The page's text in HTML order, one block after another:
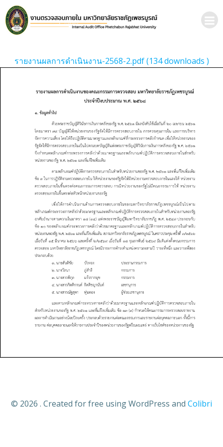
รายงานผลการดำเนินงาน-2568-2.pdf (134 downloads )
© 2026 . Created for free using WordPress and Colibri